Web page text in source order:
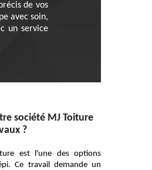
de vos
avec soin,
un service
société MJ Toiture
?
est l'une des options
Ce travail demande un